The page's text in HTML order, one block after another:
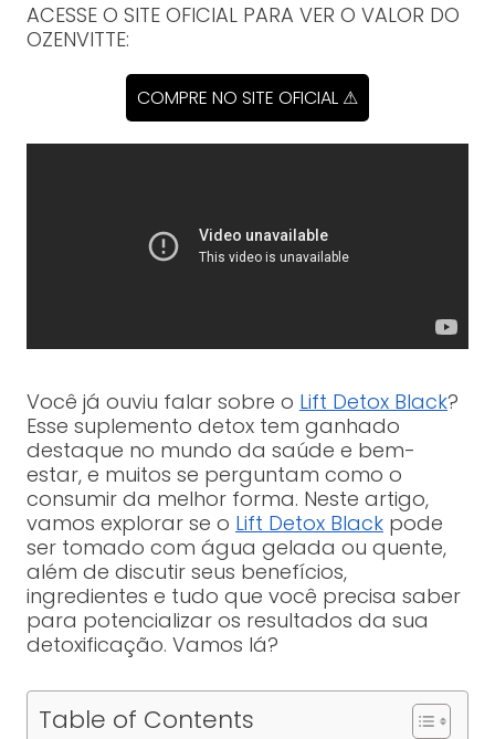
ACESSE O SITE OFICIAL PARA VER O VALOR DO
OZENVITTE:
COMPRE NO SITE OFICIAL ⚠
Você já ouviu falar sobre o Lift Detox Black?
Esse suplemento detox tem ganhado
destaque no mundo da saúde e bem-
estar, e muitos se perguntam como o
consumir da melhor forma. Neste artigo,
vamos explorar se o Lift Detox Blackpode
ser tomado com água gelada ou quente,
além de discutir seus benefícios,
ingredientes e tudo que você precisa saber
para potencializar os resultados da sua
detoxificação. Vamos lá?
Table of Contents